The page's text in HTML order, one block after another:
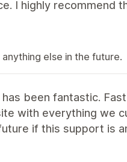
I highly recommend
else in the future.
been fantastic.
with everything we
if this support is